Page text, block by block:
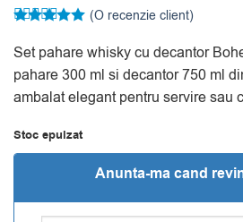
5din 5 pe
baza unei
singure
evaluări
(O recenzie client)
Set pahare whisky cu decantor
pahare 300 ml si decantor 750 ml
ambalat elegant pentru servire sau
Stoc epuizat
Anunta-ma cand